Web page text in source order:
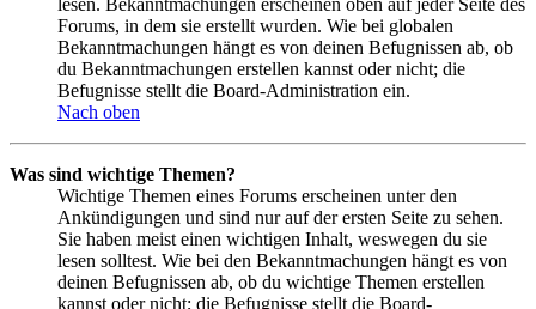
lesen. Bekanntmachungen erscheinen oben auf jeder Seite des
Forums, in dem sie erstellt wurden. Wie bei globalen
Bekanntmachungen hängt es von deinen Befugnissen ab, ob
du Bekanntmachungen erstellen kannst oder nicht; die
Befugnisse stellt die Board-Administration ein.
Nach oben
Was sind wichtige Themen?
Wichtige Themen eines Forums erscheinen unter den
Ankündigungen und sind nur auf der ersten Seite zu sehen.
Sie haben meist einen wichtigen Inhalt, weswegen du sie
lesen solltest. Wie bei den Bekanntmachungen hängt es von
deinen Befugnissen ab, ob du wichtige Themen erstellen
kannst oder nicht; die Befugnisse stellt die Board-